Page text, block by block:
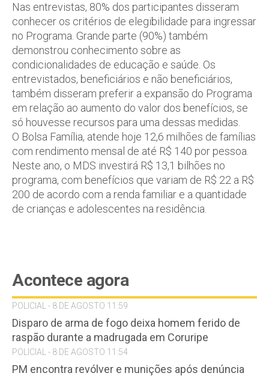
Nas entrevistas, 80% dos participantes disseram
conhecer os critérios de elegibilidade para ingressar
no Programa. Grande parte (90%) também
demonstrou conhecimento sobre as
condicionalidades de educação e saúde. Os
entrevistados, beneficiários e não beneficiários,
também disseram preferir a expansão do Programa
em relação ao aumento do valor dos benefícios, se
só houvesse recursos para uma dessas medidas.
O Bolsa Família, atende hoje 12,6 milhões de famílias
com rendimento mensal de até R$ 140 por pessoa.
Neste ano, o MDS investirá R$ 13,1 bilhões no
programa, com benefícios que variam de R$ 22 a R$
200 de acordo com a renda familiar e a quantidade
de crianças e adolescentes na residência.
Acontece agora
POLICIAL - 8 DE AGOSTO 11:59
Disparo de arma de fogo deixa homem ferido de
raspão durante a madrugada em Coruripe
POLICIAL - 8 DE AGOSTO 11:54
PM encontra revólver e munições após denúncia